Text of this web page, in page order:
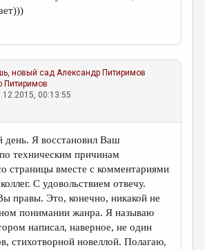
новый сад Александр Питиримов
Питиримов
00:13:55
Я восстановил Ваш
техническим причинам
страницы вместе с комментариями
С удовольствием отвечу.
правы. Это, конечно, никакой не
понимании жанра. Я называю
написал, наверное, не один
стихотворной новеллой. Полагаю,